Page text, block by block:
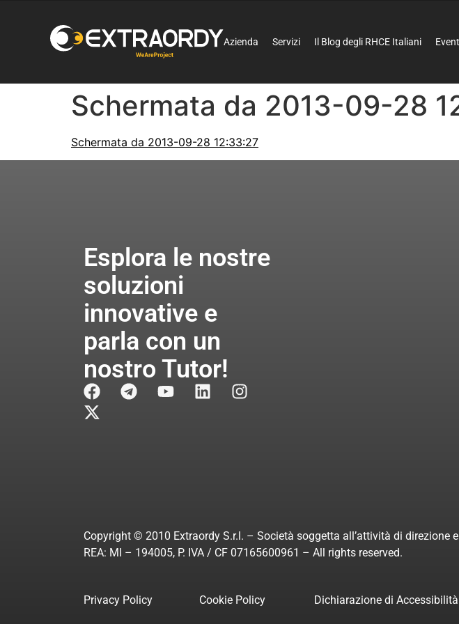
Azienda Servizi Il Blog degli RHCE Italiani
Schermata da 2013-09-28
Schermata da 2013-09-28 12:33:27
Esplora le nostre
soluzioni
innovative e
parla con un
nostro Tutor!
Copyright © 2010 Extraordy S.r.l. – Società soggetta all’attività di direzione
REA: MI – 194005, P. IVA / CF 07165600961 – All rights reserved.
Privacy Policy Cookie Policy Dichiarazione di Accessibilità